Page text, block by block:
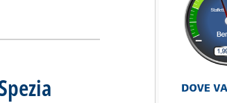
via libera Ue all'asta “neutra” in
. Pubblicata martedì 23 aprile 2019 alle 13.0.